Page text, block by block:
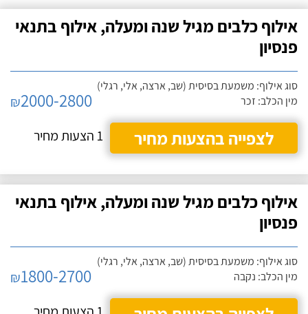
אילוף כלבים מגיל שנה ומעלה, אילוף בתנאי
פנסיון
סוג אילוף: משמעת בסיסית (שב, ארצה, אלי, רגלי)
מין הכלב: זכר
₪2000-2800
לצפייה בהצעות מחיר
1 הצעות מחיר
אילוף כלבים מגיל שנה ומעלה, אילוף בתנאי
פנסיון
סוג אילוף: משמעת בסיסית (שב, ארצה, אלי, רגלי)
מין הכלב: נקבה
₪1800-2700